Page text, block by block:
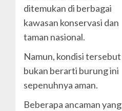
ditemukan di berbagai
kawasan konservasi dan
taman nasional.
Namun, kondisi tersebut
bukan berarti burung ini
sepenuhnya aman.
Beberapa ancaman yang